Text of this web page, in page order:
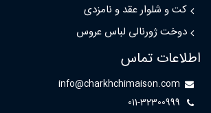
کت و شلوار عقد و نامزدی
دوخت ژورنالی لباس عروس
اطلاعات تماس
info@charkhchimaison.com
011-32300999